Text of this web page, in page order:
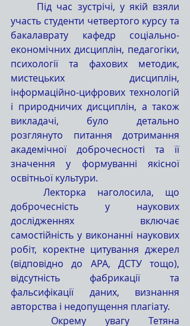
участь студенти четвертого курсу та
бакалаврату кафедр соціально-
економічних дисциплін, педагогіки,
психології та фахових методик,
мистецьких дисциплін,
інформаційно-цифрових технологій
і природничих дисциплін, а також
викладачі, було детально
розглянуто питання дотримання
академічної доброчесності та її
значення у формуванні якісної
освітньої культури.
доброчесність у наукових
дослідженнях включає
самостійність у виконанні наукових
робіт, коректне цитування джерел
(відповідно до APA, ДСТУ тощо),
відсутність фабрикації та
фальсифікації даних, визнання
авторства і недопущення плагіату.